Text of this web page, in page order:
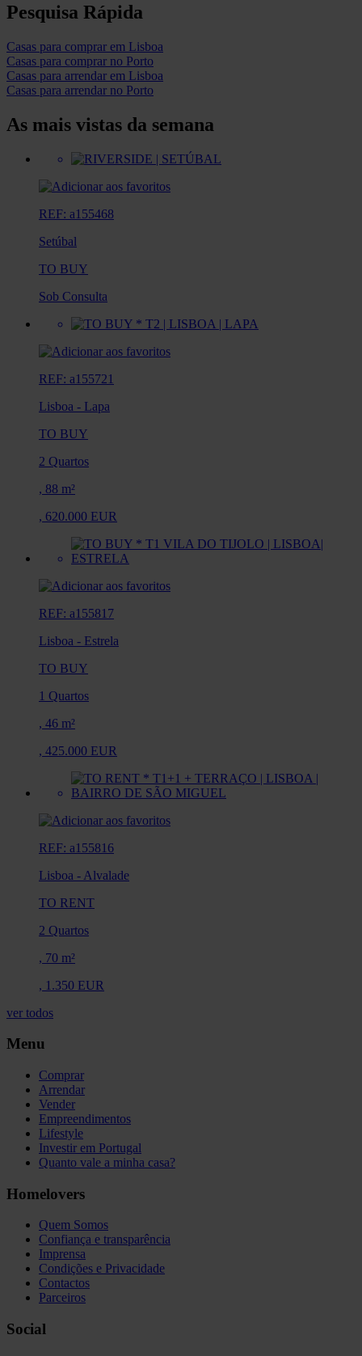
Pesquisa Rápida
Casas para comprar em Lisboa
Casas para comprar no Porto
Casas para arrendar em Lisboa
Casas para arrendar no Porto
As mais vistas da semana
REF: a155468
Setúbal
TO BUY
Sob Consulta
REF: a155721
Lisboa - Lapa
TO BUY
2 Quartos
, 88 m²
, 620.000 EUR
REF: a155817
Lisboa - Estrela
TO BUY
1 Quartos
, 46 m²
, 425.000 EUR
REF: a155816
Lisboa - Alvalade
TO RENT
2 Quartos
, 70 m²
, 1.350 EUR
ver todos
Menu
Comprar
Arrendar
Vender
Empreendimentos
Lifestyle
Investir em Portugal
Quanto vale a minha casa?
Homelovers
Quem Somos
Confiança e transparência
Imprensa
Condições e Privacidade
Contactos
Parceiros
Social